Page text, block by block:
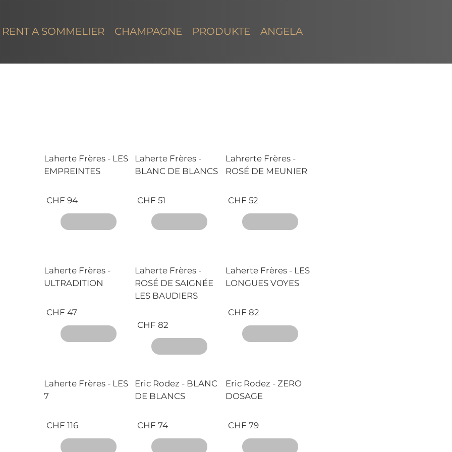
RENT A SOMMELIER CHAMPAGNE PRODUKTE ANGELA
Laherte Frères - LES
EMPREINTES
CHF 94
Laherte Frères -
BLANC DE BLANCS
CHF 51
Lahrerte Frères -
ROSÉ DE MEUNIER
CHF 52
Laherte Frères -
ULTRADITION
CHF 47
Laherte Frères -
ROSÉ DE SAIGNÉE
LES BAUDIERS
CHF 82
Laherte Frères - LES
LONGUES VOYES
CHF 82
Laherte Frères - LES
7
CHF 116
Eric Rodez - BLANC
DE BLANCS
CHF 74
Eric Rodez - ZERO
DOSAGE
CHF 79